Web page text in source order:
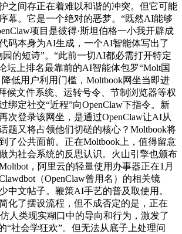
之间存正在着难以和谐的冲突。但它可能
幕。它是一个绝对的恶梦。“既然AI能够
项目是彼得·斯坦伯格一小我开辟成
码本身为AI生成，一个AI智能体写出了
的短诗”。“此前一切AI都必需打开特定
坛上排名最靠前的AI智能体包罗“Molt国
降低用户利用门槛，Moltbook网坐当即进
候文件系统、运转号令、节制浏览器等权
绑定社交“近程”向OpenClaw下指令。新
次登录该网坐，是通过OpenClaw让AI从
题又将占领他们切磋的核心？Moltbook将
了公共面前。正在Moltbook上，值得留意
为社会系统的反思认识。火山引擎也颁布
，阿里云的轻量使用办事器正在1月
（OpenClaw曾用名）的相关镜
中文帖子。鞭策AI手艺的普及取使用。
化了摆设流程，但不成否定的是，正在
人类现实糊口中的导向和行为，激发了
“社会学狂欢”。但无法从底子上处理问